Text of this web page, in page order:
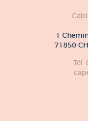
1
71850
Tél.